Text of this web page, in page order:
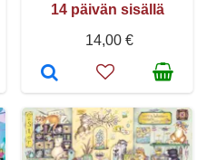
14 päivän sisällä
14,00 €